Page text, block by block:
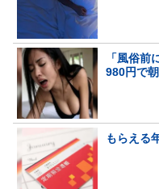
「風俗前
980円で
もらえる